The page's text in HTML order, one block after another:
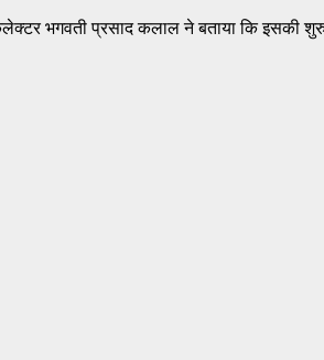
भगवती प्रसाद कलाल ने बताया कि इसकी